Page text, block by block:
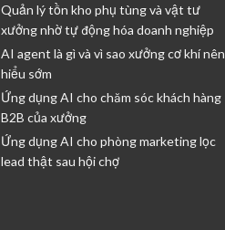
Quản lý tồn kho phụ tùng và vật tư
xưởng nhờ tự động hóa doanh nghiệp
AI agent là gì và vì sao xưởng cơ khí nên
hiểu sớm
Ứng dụng AI cho chăm sóc khách hàng
B2B của xưởng
Ứng dụng AI cho phòng marketing lọc
lead thật sau hội chợ